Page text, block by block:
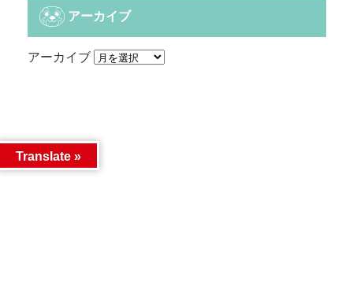
アーカイブ
アーカイブ
Translate »